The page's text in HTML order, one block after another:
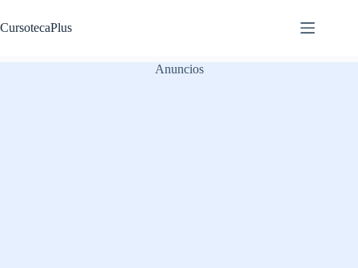
al
contenido
CursotecaPlus
Anuncios